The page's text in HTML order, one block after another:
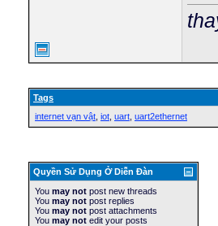
Tags
internet vạn vật iot uart uart2ethernet
Quyền Sử Dụng Ở Diễn Ðàn
You may not post new threads
You may not post replies
You may not post attachments
You may not edit your posts